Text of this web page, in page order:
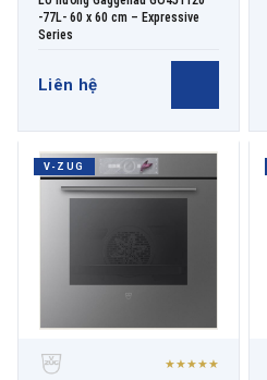
-77L- 60 x 60 cm – Expressive
Series
Liên hệ
V-ZUG
★★★★★